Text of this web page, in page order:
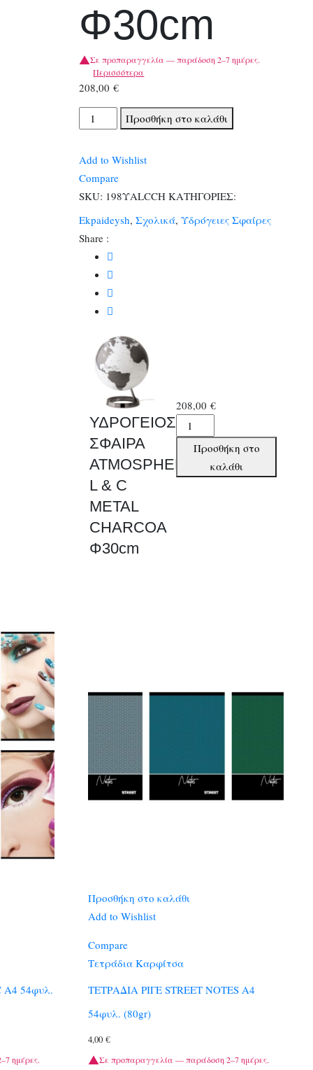
Φ30cm
Σε προπαραγγελία — παράδοση 2–7 ημέρες.
Περισσότερα
208,00€
ΥΔΡΟΓΕΙΟΣ
ΣΦΑΙΡΑ
METAL
CHARCOA
Φ30cm
ποσότητα
Προσθήκη στο καλάθι
Add to Wishlist
Compare
SKU: 198ΥALCCH ΚΑΤΗΓΟΡΙΕΣ:
Ekpaideysh,Σχολικά,Υδρόγειες Σφαίρες
Share :
ΥΔΡΟΓΕΙΟΣ
ΣΦΑΙΡΑ
ATMOSPHERE
L & C
METAL
CHARCOA
Φ30cm
208,00€
ΥΔΡΟΓΕΙΟΣ
ΣΦΑΙΡΑ
ATMOSPHERE
L
Προσθήκη στο
καλάθι
A4 54φυλ.
ημέρες.
Προσθήκη στο καλάθι
Add to Wishlist
Compare
Τετράδια Καρφίτσα
ΤΕΤΡΑΔΙΑ ΡΙΓΕ STREET NOTES A4
54φυλ. (80gr)
4,00 €
Σε προπαραγγελία — παράδοση 2–7 ημέρες.